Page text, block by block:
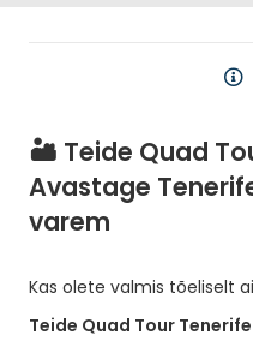
🏜️ Teide Quad
Avastage
varem
Kas olete valmis tõeliselt
Teide Quad Tour Tenerife